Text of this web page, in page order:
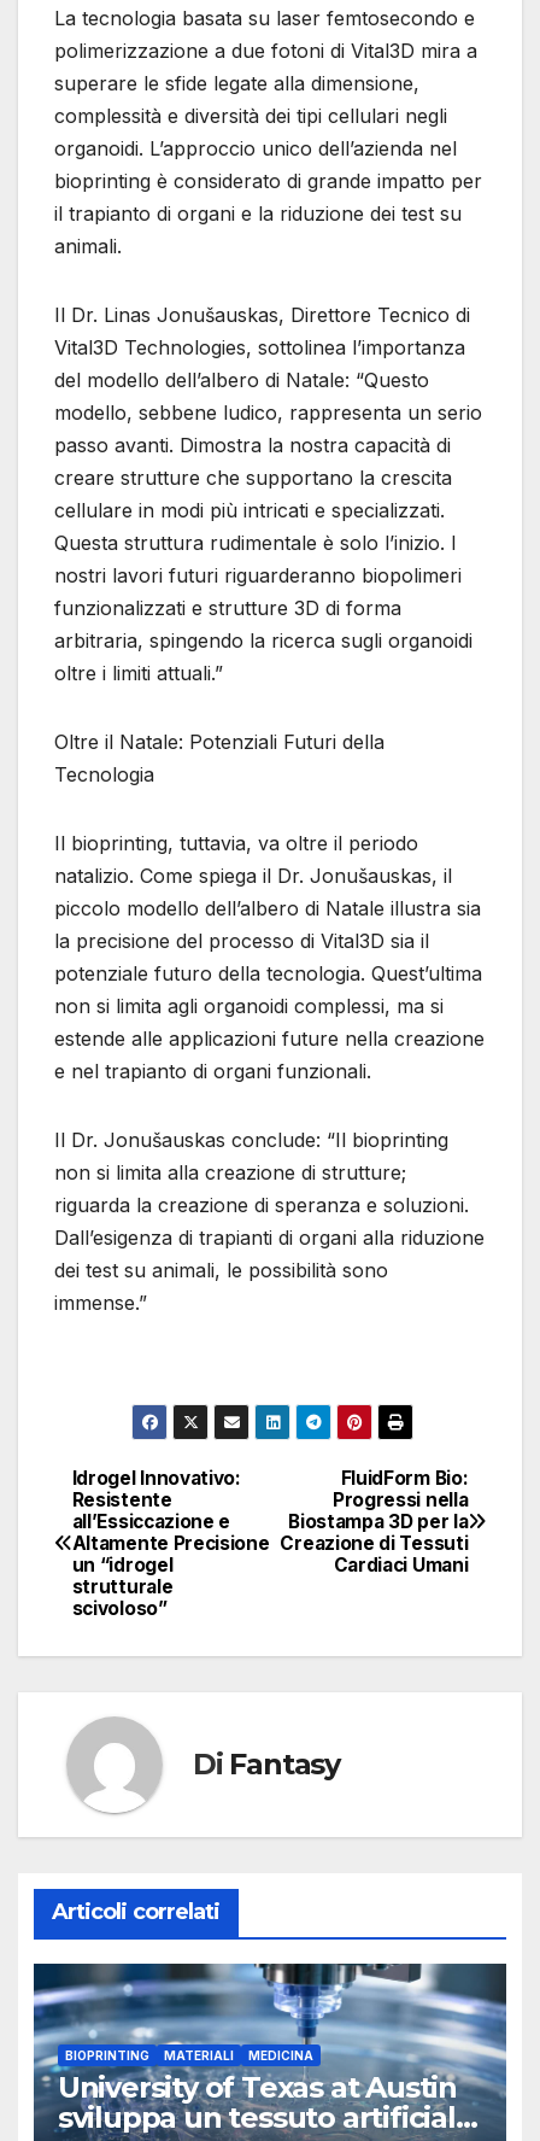
La tecnologia basata su laser femtosecondo e
polimerizzazione a due fotoni di Vital3D mira a
superare le sfide legate alla dimensione,
complessità e diversità dei tipi cellulari negli
organoidi. L’approccio unico dell’azienda nel
bioprinting è considerato di grande impatto per
il trapianto di organi e la riduzione dei test su
animali.
Il Dr. Linas Jonušauskas, Direttore Tecnico di
Vital3D Technologies, sottolinea l’importanza
del modello dell’albero di Natale: “Questo
modello, sebbene ludico, rappresenta un serio
passo avanti. Dimostra la nostra capacità di
creare strutture che supportano la crescita
cellulare in modi più intricati e specializzati.
Questa struttura rudimentale è solo l’inizio. I
nostri lavori futuri riguarderanno biopolimeri
funzionalizzati e strutture 3D di forma
arbitraria, spingendo la ricerca sugli organoidi
oltre i limiti attuali.”
Oltre il Natale: Potenziali Futuri della
Tecnologia
Il bioprinting, tuttavia, va oltre il periodo
natalizio. Come spiega il Dr. Jonušauskas, il
piccolo modello dell’albero di Natale illustra sia
la precisione del processo di Vital3D sia il
potenziale futuro della tecnologia. Quest’ultima
non si limita agli organoidi complessi, ma si
estende alle applicazioni future nella creazione
e nel trapianto di organi funzionali.
Il Dr. Jonušauskas conclude: “Il bioprinting
non si limita alla creazione di strutture;
riguarda la creazione di speranza e soluzioni.
Dall’esigenza di trapianti di organi alla riduzione
dei test su animali, le possibilità sono
immense.”
Navigazione
articoli
FluidForm Bio:
Progressi nella
Biostampa 3D per la
Creazione di Tessuti
Cardiaci Umani
Idrogel Innovativo:
Resistente
all’Essiccazione e
Altamente Precisione
un “idrogel
strutturale
scivoloso”
Di Fantasy
Articoli correlati
BIOPRINTING MATERIALI MEDICINA
University of Texas at Austin
sviluppa un tessuto artificiale